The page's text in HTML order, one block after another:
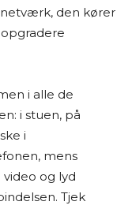
den kører
i alle de
i stuen, på
i
mens
og lyd
Tjek